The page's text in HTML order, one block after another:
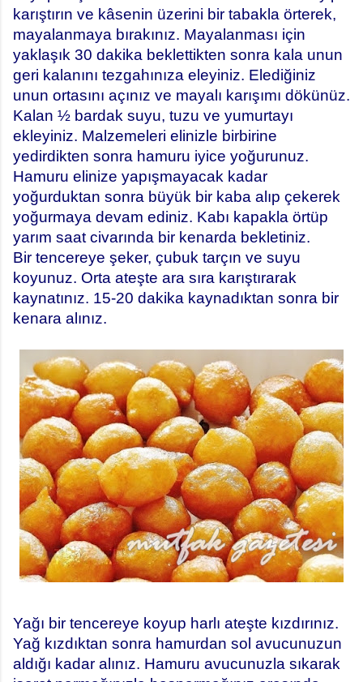
karıştırın ve kâsenin üzerini bir tabakla örterek,
mayalanmaya bırakınız. Mayalanması için
yaklaşık 30 dakika beklettikten sonra kala unun
geri kalanını tezgahınıza eleyiniz. Elediğiniz
unun ortasını açınız ve mayalı karışımı dökünüz.
Kalan ½ bardak suyu, tuzu ve yumurtayı
ekleyiniz. Malzemeleri elinizle birbirine
yedirdikten sonra hamuru iyice yoğurunuz.
Hamuru elinize yapışmayacak kadar
yoğurduktan sonra büyük bir kaba alıp çekerek
yoğurmaya devam ediniz. Kabı kapakla örtüp
yarım saat civarında bir kenarda bekletiniz.
Bir tencereye şeker, çubuk tarçın ve suyu
koyunuz. Orta ateşte ara sıra karıştırarak
kaynatınız. 15-20 dakika kaynadıktan sonra bir
kenara alınız.
Yağı bir tencereye koyup harlı ateşte kızdırınız.
Yağ kızdıktan sonra hamurdan sol avucunuzun
aldığı kadar alınız. Hamuru avucunuzla sıkarak